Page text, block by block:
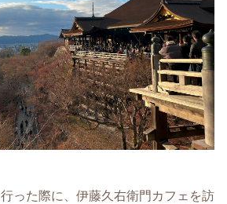
った際に、伊藤久右衛門カフェを訪